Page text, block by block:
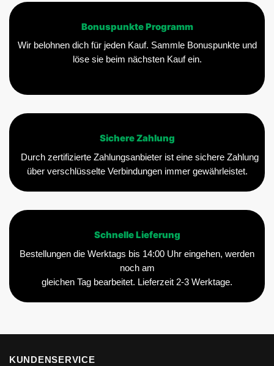
Bonuspunkte Programm
Wir belohnen dich für jeden Kauf. Sammle Bonuspunkte und
löse sie beim nächsten Kauf ein.
Sichere Zahlung
Durch zertifizierte Zahlungsanbieter ist eine sichere Zahlung
über verschlüsselte Verbindungen immer gewährleistet.
Schnelle Lieferung
Bestellungen die Werktags bis 14:00 Uhr eingehen, werden
noch am
gleichen Tag bearbeitet. Lieferzeit 2-3 Werktage.
KUNDENSERVICE